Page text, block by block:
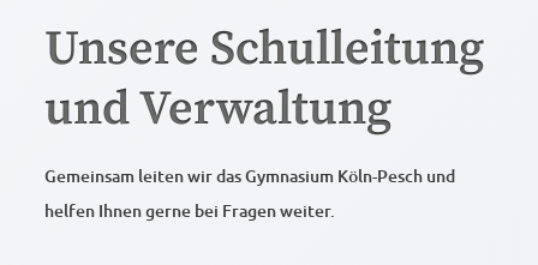
Unsere Schulleitung
und Verwaltung
Gemeinsam leiten wir das Gymnasium Köln-Pesch und
helfen Ihnen gerne bei Fragen weiter.